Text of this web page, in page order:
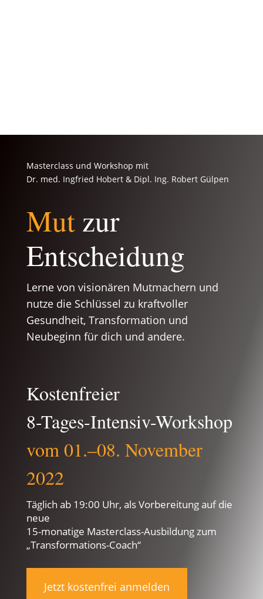
Masterclass und Workshop mit
Dr. med. Ingfried Hobert & Dipl. Ing. Robert Gülpen
Mutzur
Entscheidung
Lerne von visionären Mutmachern und
nutze die Schlüssel zu kraftvoller
Gesundheit, Transformation und
Neubeginn für dich und andere.
Kostenfreier
8-Tages-Intensiv-Workshop
vom 01.–08. November
2022
Täglich ab 19:00 Uhr, als Vorbereitung auf die
neue
15-monatige Masterclass-Ausbildung zum
„Transformations-Coach“
Jetzt kostenfrei anmelden